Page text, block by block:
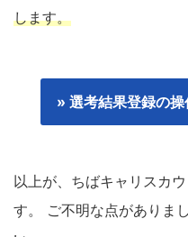
します。
» 選考結果登録の
以上が、ちばキャリスカ
す。 ご不明な点がありま